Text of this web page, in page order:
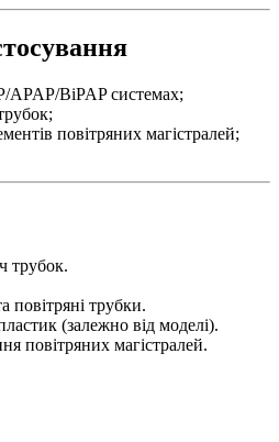
APAP/BiPAP системах;
повітряних магістралей;
трубок.
повітряні трубки.
(залежно від моделі).
повітряних магістралей.